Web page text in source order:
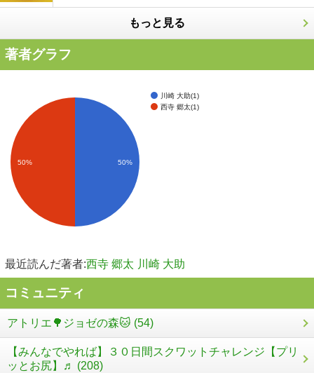
もっと見る
著者グラフ
川崎 大助(1)
西寺 郷太(1)
50% 50%
最近読んだ著者:西寺 郷太 川崎 大助
コミュニティ
アトリエ🌳ジョゼの森🐱 (54)
【みんなでやれば】３０日間スクワットチャレンジ【プリ
ッとお尻】♬ (208)